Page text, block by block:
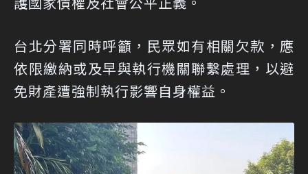
台北分署同時呼籲，民眾如有相關欠款，應
依限繳納或及早與執行機關聯繫處理，以避
免財產遭強制執行影響自身權益。